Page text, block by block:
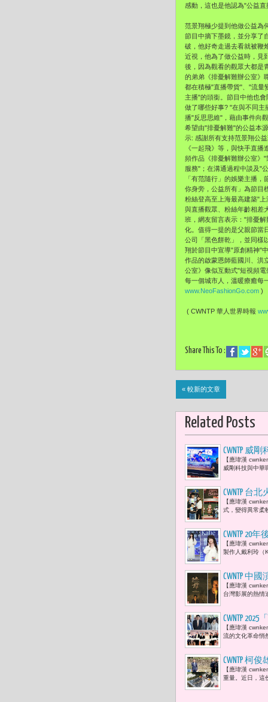
感動，這也是他認為"公益直
范景翔極少提到他做公益為
節目中摘下墨鏡， 並分享了
破，他好奇走過去看就被鞭
近視，他為了做公益時， 見
後， 因為觀看的觀眾大都是
的弟弟《排憂解難辦公室》
都在積極"直播帶貨"、"流量
主播"的頭銜。 節目中他也
做了哪些好事? "在與不同主
播" 反思思維"，藉由事件向
希望由"排憂解難"的公益本
示: 感謝所有支持范景翔公
《一起飛》等， 與快手直播
頻作品《排憂解難辦公室》"
服務"； 在溝通過程中談及"
「有范隨行」的娛樂主播，
你身旁， 公益所有」為節目
粉絲登高至上海最高建築"
與直播觀眾、粉絲年齡相差
班， 網友留言表示："排憂
化。值得一提的是父親節當
公司「 黑色餅乾」，並同樣
翔於節目中宣導"原創精神"
作品的啟蒙恩師藍國川、洪
公室》像似互動式"短視頻電
每一個城市人，溫暖療癒每
www.NeoFashionGo.com )
( CWNTP 華人世界時報
Share This To :
« 較新的文章
Related Posts
CWNTP 威
賢：「當
【應瑋漢
威剛科技與中華
CWNTP 台
風點亮車
【應瑋漢
式，變得異常柔
CWNTP
的全新單曲
【應瑋漢
製作人戴利玲（
CWNTP 中
戈 -- 步步
【應瑋漢
台灣影展的熱情
CWNTP
告成立 董
等劇打造
【應瑋漢
流的文化革命悄
CWNTP 柯
徒建銘 :
【應瑋漢
重量。近日，這